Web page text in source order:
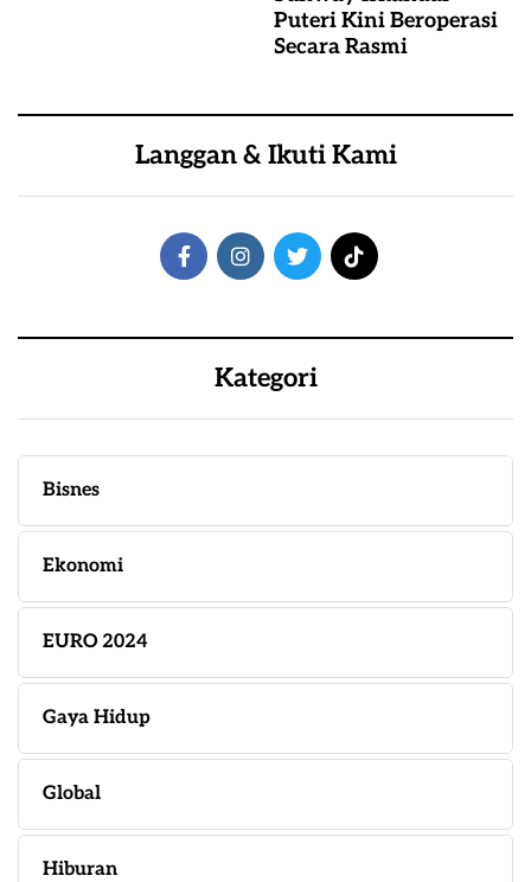
Puteri Kini Beroperasi
Secara Rasmi
Langgan & Ikuti Kami
Kategori
Bisnes
Ekonomi
EURO 2024
Gaya Hidup
Global
Hiburan